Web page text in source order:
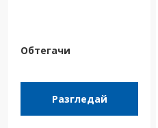
Обтегачи
Разгледай